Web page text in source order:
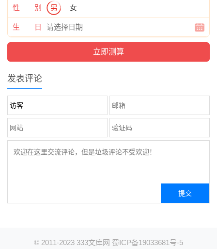
性 别 男 女
生 日
发表评论
© 2011-2023 333文库网 蜀ICP备19033681号-5